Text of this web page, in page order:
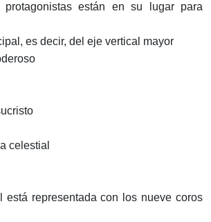
están en su lugar para
es decir, del eje vertical mayor
celestial
está representada con los nueve coros